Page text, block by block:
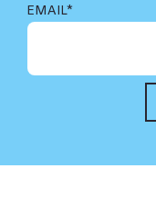
EMAIL*